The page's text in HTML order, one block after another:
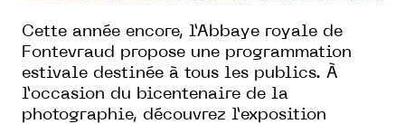
Cette année encore, l’Abbaye royale de
Fontevraud propose une programmation
estivale destinée à tous les publics. À
l’occasion du bicentenaire de la
photographie, découvrez l’exposition